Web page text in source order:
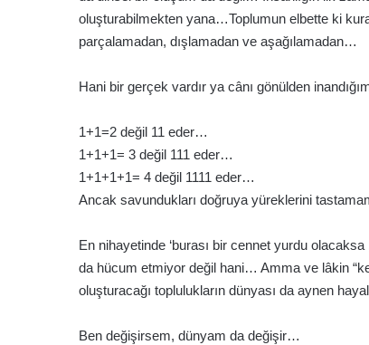
oluşturabilmekten yana…Toplumun elbette ki
parçalamadan, dışlamadan ve aşağılamadan…
Hani bir gerçek vardır ya cânı gönülden
1+1=2 değil 11 eder…
1+1+1= 3 değil 111 eder…
1+1+1+1= 4 değil 1111 eder…
Ancak savundukları doğruya yüreklerini
En nihayetinde ‘burası bir cennet yurdu
da hücum etmiyor değil hani… Amma ve lâkin
oluşturacağı toplulukların dünyası da aynen
Ben değişirsem, dünyam da değişir…